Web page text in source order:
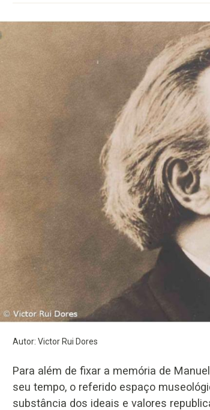
Autor: Victor Rui Dores
Para além de fixar a memória de
seu tempo, o referido espaço
substância dos ideais e valores